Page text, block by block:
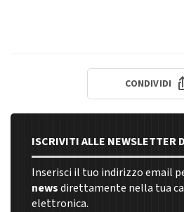
CONDIVIDI
ISCRIVITI ALLE NEWSLETTER
Inserisci il tuo indirizzo email
newsdirettamente nella tua
elettronica.